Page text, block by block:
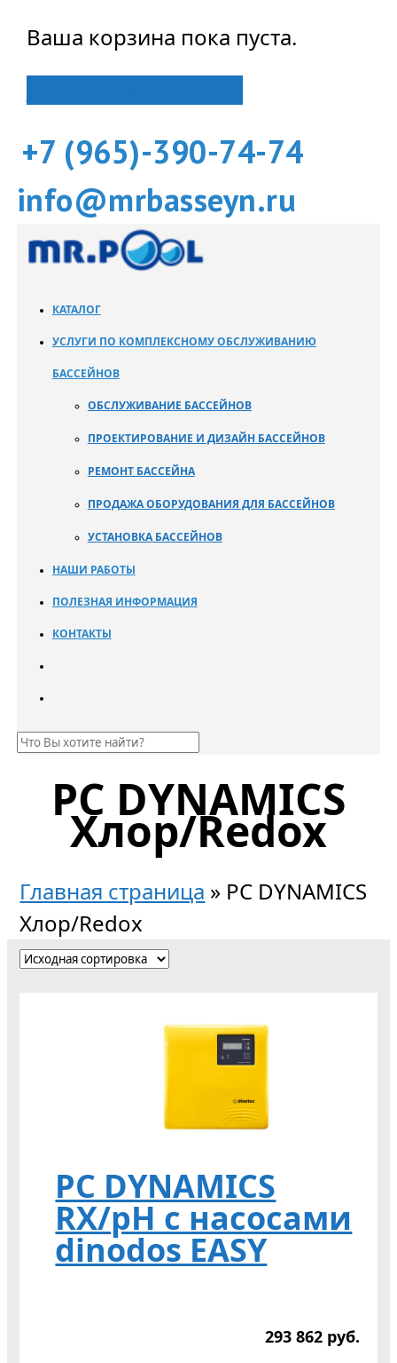
Ваша корзина пока пуста.
+7 (965)-390-74-74
info@mrbasseyn.ru
КАТАЛОГ
УСЛУГИ ПО КОМПЛЕКСНОМУ ОБСЛУЖИВАНИЮ
БАССЕЙНОВ
ОБСЛУЖИВАНИЕ БАССЕЙНОВ
ПРОЕКТИРОВАНИЕ И ДИЗАЙН БАССЕЙНОВ
РЕМОНТ БАССЕЙНА
ПРОДАЖА ОБОРУДОВАНИЯ ДЛЯ БАССЕЙНОВ
УСТАНОВКА БАССЕЙНОВ
НАШИ РАБОТЫ
ПОЛЕЗНАЯ ИНФОРМАЦИЯ
КОНТАКТЫ
PC DYNAMICS
Хлор/Redox
Главная страница » PC DYNAMICS
Хлор/Redox
PC DYNAMICS
RX/pH с насосами
dinodos EASY
293 862 руб.